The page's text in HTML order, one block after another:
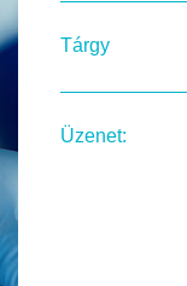
Tárgy
Üzenet: